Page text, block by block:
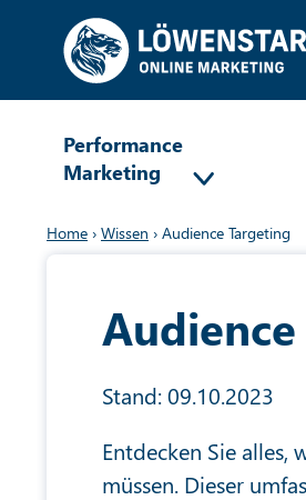
Performance
Marketing
Home › Wissen › Audience Targeting
Stand: 09.10.2023
Entdecken Sie alles,
müssen. Dieser